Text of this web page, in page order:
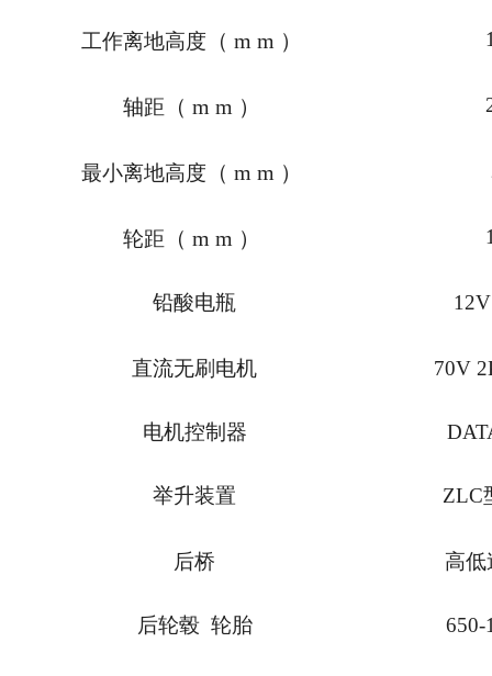
工作离地高度 （ mm ）
轴距 （ mm ）
最小离地高度 （ mm ）
轮距 （ mm ）
铅酸电瓶
直流无刷电机 70V
电机控制器
举升装置 ZLC
后桥 高低
后轮毂 轮胎 650-